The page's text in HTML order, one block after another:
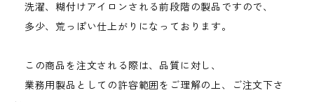
洗濯、糊付けアイロンされる前段階の製品ですので、
多少、荒っぽい仕上がりになっております。
この商品を注文される際は、品質に対し、
業務用製品としての許容範囲をご理解の上、ご注文下さ